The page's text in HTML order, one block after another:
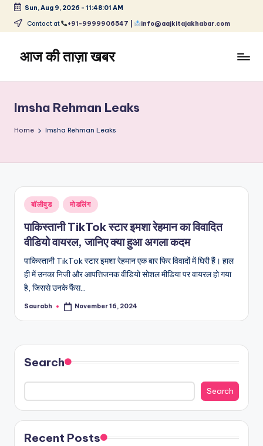
Skip
content
Sun, Aug 9, 2026 - 11:48:01 AM
Contact at +91-9999906547 | info@aajkitajakhabar.com
आज की ताज़ा खबर
समाचार
–
और
विश्व
Imsha Rehman Leaks
Home Imsha Rehman Leaks
Posted
in
बॉलीवुड मोडलिंग
पाकिस्तानी TikTok स्टार इमशा रेहमान का विवादित
वीडियो वायरल, जानिए क्या हुआ अगला कदम
पाकिस्तानी TikTok स्टार इमशा रेहमान एक बार फिर विवादों में घिरी हैं। हाल
ही में उनका निजी और आपत्तिजनक वीडियो सोशल मीडिया पर वायरल हो गया
है, जिससे उनके फैंस…
Posted
Saurabh November 16, 2024
Search
Search
Recent Posts